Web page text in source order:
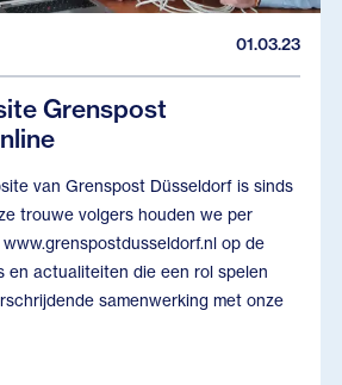
01.03.23
Grenspost
van Grenspost Düsseldorf is sinds
trouwe volgers houden we per
op de
en actualiteiten die een rol spelen
samenwerking met onze